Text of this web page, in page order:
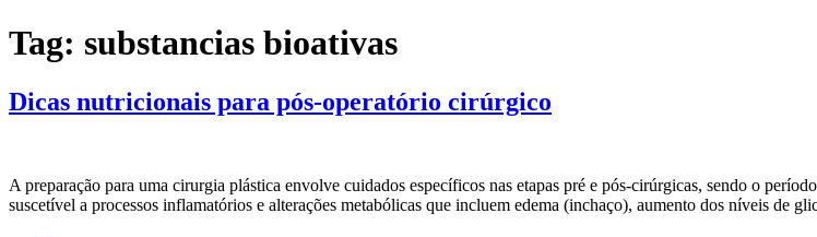
Tag: substancias bioativas
Dicas nutricionais para pós-operatório cirúrgico
A preparação para uma cirurgia plástica envolve cuidados específicos nas etapas pré e pós-cirúrgicas, sendo o
suscetível a processos inflamatórios e alterações metabólicas que incluem edema (inchaço), aumento dos níveis de